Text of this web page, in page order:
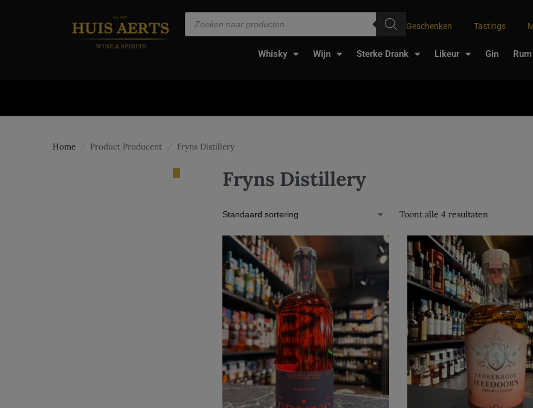
Geschenken Tastings
Whisky Wijn Sterke Drank Likeur Gin Rum
Home / Product Producent / Fryns Distillery
Fryns Distillery
Toont alle 4 resultaten